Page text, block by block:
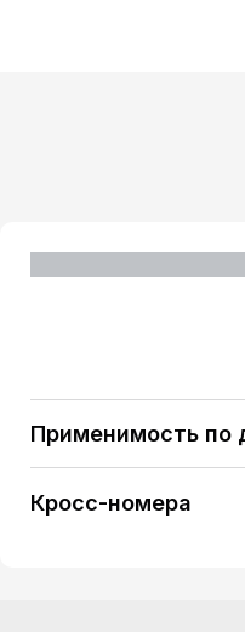
Применимость по
MITSUBISHI
Кросс-номера